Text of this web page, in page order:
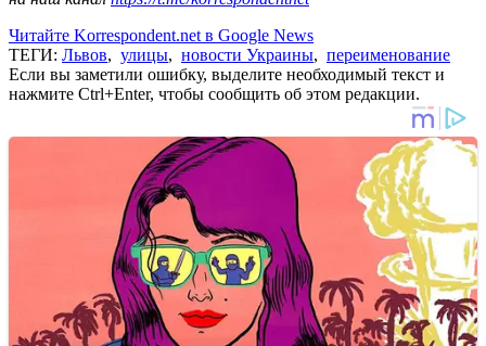
Читайте Korrespondent.net в Google News
ТЕГИ: Львов, улицы, новости Украины, переименование
Если вы заметили ошибку, выделите необходимый текст и
нажмите Ctrl+Enter, чтобы сообщить об этом редакции.